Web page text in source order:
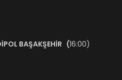
BAŞAKŞEHİR (16:00)